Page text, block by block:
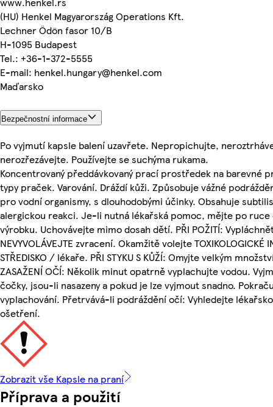
(HU) Henkel Magyarország Operations Kft.
Lechner Ödön fasor 10/B
H-1095 Budapest
Tel.: +36-1-372-5555
E-mail: henkel.hungary@henkel.com
Maďarsko
Bezpečnostní informace
Po vyjmutí kapsle balení uzavřete. Nepropichujte,
nerozřezávejte. Používejte se suchýma rukama.
Koncentrovaný předdávkovaný prací prostředek na barevné
typy praček. Varování. Dráždí kůži. Způsobuje vážné
pro vodní organismy, s dlouhodobými účinky. Obsahuje
alergickou reakci. Je-li nutná lékařská pomoc, mějte po ruce
výrobku. Uchovávejte mimo dosah dětí. PŘI POŽITÍ:
NEVYVOLÁVEJTE zvracení. Okamžitě volejte TOXIKOLOGICKÉ
STŘEDISKO / lékaře. PŘI STYKU S KŮŽÍ: Omyjte velkým
ZASAŽENÍ OČÍ: Několik minut opatrně vyplachujte vodou.
čočky, jsou-li nasazeny a pokud je lze vyjmout snadno.
vyplachování. Přetrvává-li podráždění očí: Vyhledejte
ošetření.
Zobrazit vše Kapsle na praní
Příprava a použití